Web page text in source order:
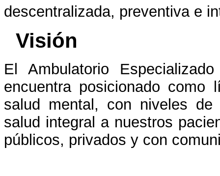
descentralizada, preventiva e
Visión
El Ambulatorio
encuentra posicionado
salud mental, con niveles
salud integral a nuestros
públicos, privados y con